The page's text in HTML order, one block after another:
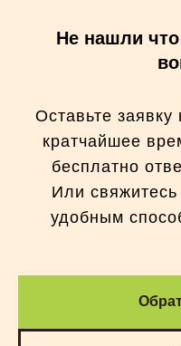
Не нашли
Оставьте
кратчайшее
бесплатно
Или
удобным